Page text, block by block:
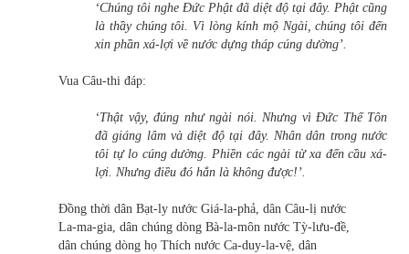
‘Chúng tôi nghe Đức Phật đã diệt độ tại đây. Phật cũng
là thầy chúng tôi. Vì lòng kính mộ Ngài, chúng tôi đến
xin phần xá-lợi về nước dựng tháp cúng dường’.
Vua Câu-thi đáp:
‘Thật vậy, đúng như ngài nói. Nhưng vì Đức Thế Tôn
đã giáng lâm và diệt độ tại đây. Nhân dân trong nước
tôi tự lo cúng dường. Phiền các ngài từ xa đến cầu xá-
lợi. Nhưng điều đó hẳn là không được!’.
Đồng thời dân Bạt-ly nước Giá-la-phả, dân Câu-lị nước
La-ma-gia, dân chúng dòng Bà-la-môn nước Tỳ-lưu-đề,
dân chúng dòng họ Thích nước Ca-duy-la-vệ, dân